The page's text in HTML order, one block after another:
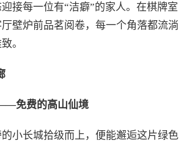
接每一位有“洁癖”的家人。在棋牌室
壁炉前品茗阅卷，每一个角落都流淌
。
免费的高山仙境
小长城拾级而上，便能邂逅这片绿色